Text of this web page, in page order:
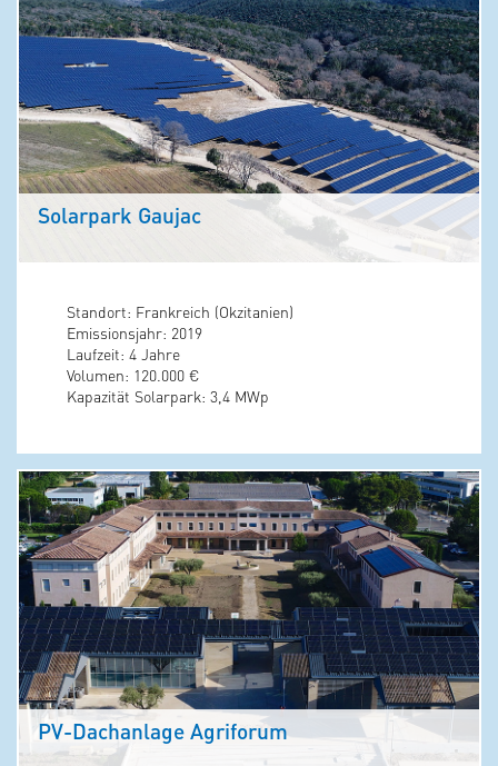
Solarpark Gaujac
Standort: Frankreich (Okzitanien)
Emissionsjahr: 2019
Laufzeit: 4 Jahre
Volumen: 120.000 €
Kapazität Solarpark: 3,4 MWp
PV-Dachanlage Agriforum